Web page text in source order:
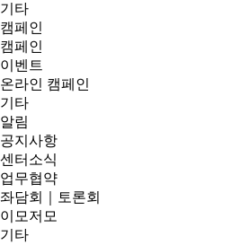
기타
캠페인
캠페인
이벤트
온라인 캠페인
기타
알림
공지사항
센터소식
업무협약
좌담회｜토론회
이모저모
기타